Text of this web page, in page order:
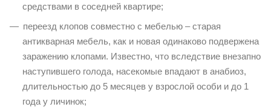
средствами в соседней квартире;
переезд клопов совместно с мебелью – старая
антикварная мебель, как и новая одинаково подвержена
заражению клопами. Известно, что вследствие внезапно
наступившего голода, насекомые впадают в анабиоз,
длительностью до 5 месяцев у взрослой особи и до 1
года у личинок;